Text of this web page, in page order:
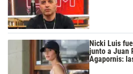
Nicki Luis
junto a Juan
Agapornis: